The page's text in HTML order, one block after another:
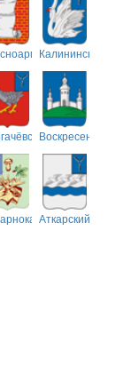
Калининский
Воскресенский
Аткарский